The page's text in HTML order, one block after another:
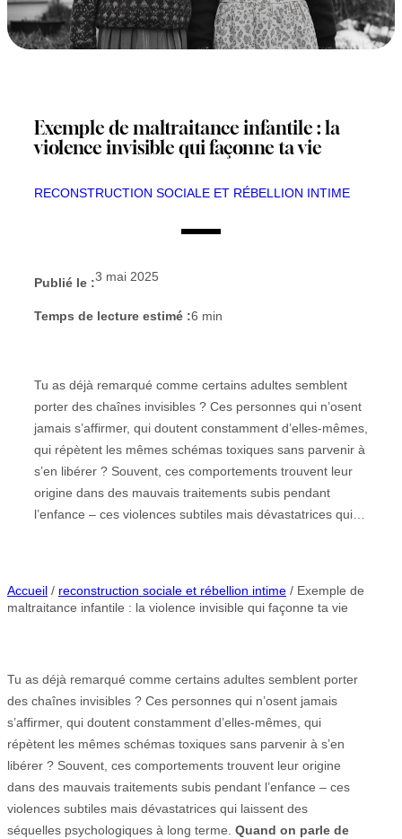
Exemple de maltraitance infantile : la
violence invisible qui façonne ta vie
RECONSTRUCTION SOCIALE ET RÉBELLION INTIME
Publié le :3 mai 2025
Temps de lecture estimé :6 min
Tu as déjà remarqué comme certains adultes semblent
porter des chaînes invisibles ? Ces personnes qui n’osent
jamais s’affirmer, qui doutent constamment d’elles-mêmes,
qui répètent les mêmes schémas toxiques sans parvenir à
s’en libérer ? Souvent, ces comportements trouvent leur
origine dans des mauvais traitements subis pendant
l’enfance – ces violences subtiles mais dévastatrices qui…
Accueil / reconstruction sociale et rébellion intime / Exemple de
maltraitance infantile : la violence invisible qui façonne ta vie
Tu as déjà remarqué comme certains adultes semblent porter
des chaînes invisibles ? Ces personnes qui n’osent jamais
s’affirmer, qui doutent constamment d’elles-mêmes, qui
répètent les mêmes schémas toxiques sans parvenir à s’en
libérer ? Souvent, ces comportements trouvent leur origine
dans des mauvais traitements subis pendant l’enfance – ces
violences subtiles mais dévastatrices qui laissent des
séquelles psychologiques à long terme. Quand on parle de